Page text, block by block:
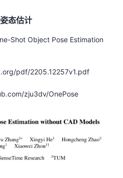
态估计
Shot Object Pose Estimation
pdf/2205.12257v1.pdf
zju3dv/OnePose